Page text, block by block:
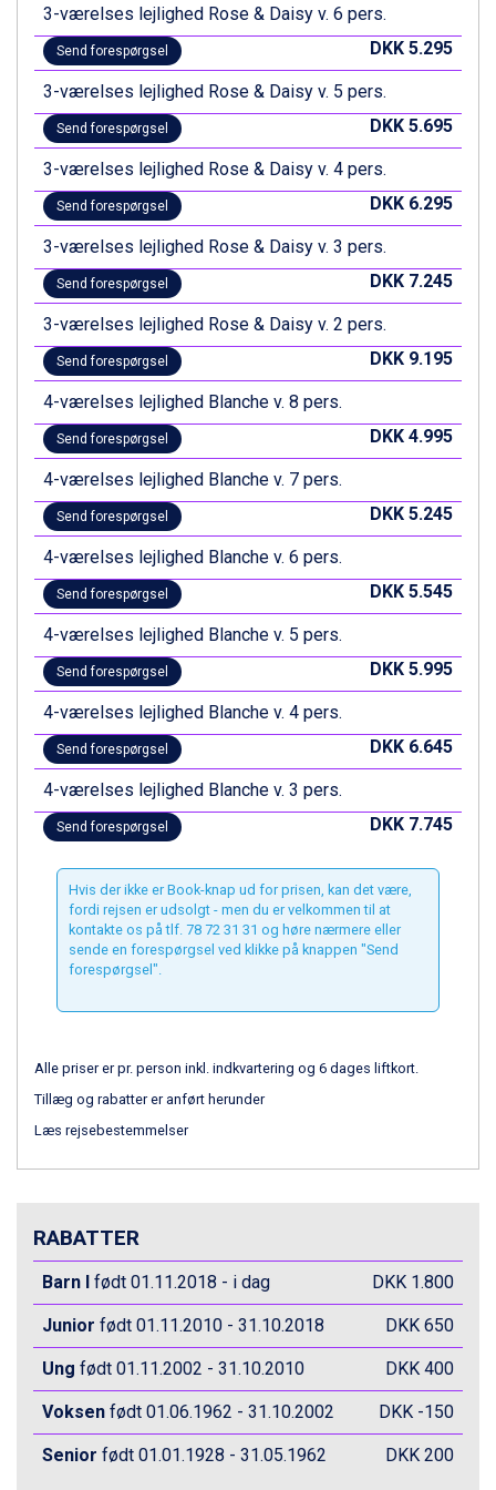
Canazei fra DKK 4.745
Ponte di Legno fra DKK 4.745
Alleghe fra DKK 5.595
Bad Gastein fra DKK 4.195
Sauze dOulx fra DKK 4.045
Arabba fra DKK 7.045
La Thuile fra DKK 4.595
Val Thorens fra DKK 5.395
Cervinia fra DKK 5.295
Bad Hofgastein fra DKK 5.495
Passo Tonale fra DKK 3.795
Saalbach fra DKK 5.945
Sölden fra DKK 8.445
Champoluc fra DKK 3.795
Sestriere fra DKK 4.395
Fieberbrunn fra DKK 6.145
Wagrain fra DKK 4.645
Ischgl fra DKK 7.095
St. Anton fra DKK 7.245
Zell am See fra DKK 4.095
Livigno fra DKK 4.145
Canazei fra DKK 4.745
Ponte di Legno fra DKK 4.745
Alleghe fra DKK 5.595
Bad Gastein fra DKK 4.195
Sauze dOulx fra DKK 4.045
Arabba fra DKK 7.045
La Thuile fra DKK 4.595
Val Thorens fra DKK 5.395
Cervinia fra DKK 5.295
Bad Hofgastein fra DKK 5.495
Passo Tonale fra DKK 3.795
Saalbach fra DKK 5.945
Sölden fra DKK 8.445
Sestriere fra DKK 4.395
Fieberbrunn fra DKK 6.145
Wagrain fra DKK 4.645
Ischgl fra DKK 7.095
St. Anton fra DKK 7.245
Ponte di Legno fra DKK 4.745
Alleghe fra DKK 5.595
Bad Gastein fra DKK 4.195
Sauze dOulx fra DKK 4.045
Arabba fra DKK 7.045
Cervinia fra DKK 5.295
Bad Hofgastein fra DKK 5.495
Passo Tonale fra DKK 3.795
Saalbach fra DKK 5.945
Sölden fra DKK 8.445
Champoluc fra DKK 3.795
Sestriere fra DKK 4.395
Fieberbrunn fra DKK 6.145
Wagrain fra DKK 4.645
Ischgl fra DKK 7.095
3-værelses lejlighed Rose & Daisy v. 6 pers.
Send forespørgsel DKK 5.295
3-værelses lejlighed Rose & Daisy v. 5 pers.
Send forespørgsel DKK 5.695
3-værelses lejlighed Rose & Daisy v. 4 pers.
Send forespørgsel DKK 6.295
3-værelses lejlighed Rose & Daisy v. 3 pers.
Send forespørgsel DKK 7.245
3-værelses lejlighed Rose & Daisy v. 2 pers.
Send forespørgsel DKK 9.195
4-værelses lejlighed Blanche v. 8 pers.
Send forespørgsel DKK 4.995
4-værelses lejlighed Blanche v. 7 pers.
Send forespørgsel DKK 5.245
4-værelses lejlighed Blanche v. 6 pers.
Send forespørgsel DKK 5.545
4-værelses lejlighed Blanche v. 5 pers.
Send forespørgsel DKK 5.995
4-værelses lejlighed Blanche v. 4 pers.
Send forespørgsel DKK 6.645
4-værelses lejlighed Blanche v. 3 pers.
Send forespørgsel DKK 7.745
Hvis der ikke er Book-knap ud for prisen, kan det være,
fordi rejsen er udsolgt - men du er velkommen til at
kontakte os på tlf. 78 72 31 31 og høre nærmere eller
sende en forespørgsel ved klikke på knappen "Send
forespørgsel".
Alle priser er pr. person inkl. indkvartering og 6 dages liftkort.
Tillæg og rabatter er anført herunder
Læs rejsebestemmelser
RABATTER
Barn l født 01.11.2018 - i dag DKK 1.800
Junior født 01.11.2010 - 31.10.2018 DKK 650
Ung født 01.11.2002 - 31.10.2010 DKK 400
Voksen født 01.06.1962 - 31.10.2002 DKK -150
Senior født 01.01.1928 - 31.05.1962 DKK 200